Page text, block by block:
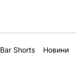
Shorts Новини